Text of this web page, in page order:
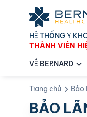
HỆ THỐNG Y
THÀNH VIÊN
VỀ BERNARD
Trang chủ Bảo
BẢO